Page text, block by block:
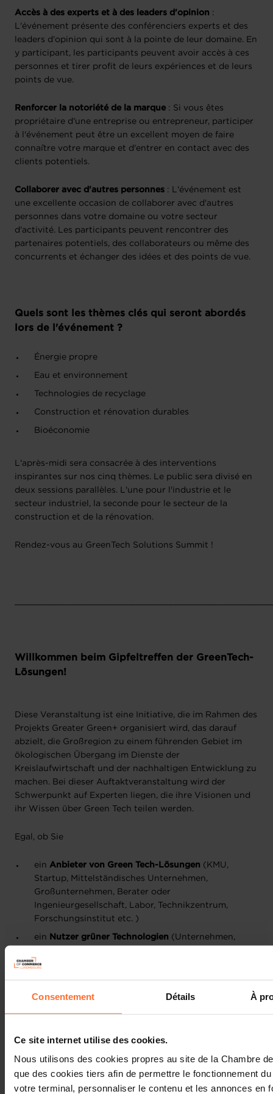
Consentement Détails À
Ce site internet utilise des cookies.
Nous utilisons des cookies propres au site de la Chambre
que des cookies tiers afin de permettre le fonctionnement
votre terminal, personnaliser le contenu et les annonces en
Accès à des experts et à des leaders d'opinion :
L'événement présente des conférenciers experts et des
leaders d'opinion qui sont à la pointe de leur domaine. En
y participant, les participants peuvent avoir accès à ces
personnes et tirer profit de leurs expériences et de leurs
points de vue.
Renforcer la notoriété de la marque : Si vous êtes
propriétaire d'une entreprise ou entrepreneur, participer
à l'événement peut être un excellent moyen de faire
connaître votre marque et d'entrer en contact avec des
clients potentiels.
Collaborer avec d'autres personnes : L'événement est
une excellente occasion de collaborer avec d'autres
personnes dans votre domaine ou votre secteur
d'activité. Les participants peuvent rencontrer des
partenaires potentiels, des collaborateurs ou même des
concurrents et échanger des idées et des points de vue.
Quels sont les thèmes clés qui seront abordés
lors de l'événement ?
Énergie propre
Eau et environnement
Technologies de recyclage
Construction et rénovation durables
Bioéconomie
L'après-midi sera consacrée à des interventions
inspirantes sur nos cinq thèmes. Le public sera divisé en
deux sessions parallèles. L'une pour l'industrie et le
secteur industriel, la seconde pour le secteur de la
construction et de la rénovation.
Rendez-vous au GreenTech Solutions Summit !
Willkommen beim Gipfeltreffen der GreenTech-
Lösungen!
Diese Veranstaltung ist eine Initiative, die im Rahmen des
Projekts Greater Green+ organisiert wird, das darauf
abzielt, die Großregion zu einem führenden Gebiet im
ökologischen Übergang im Dienste der
Kreislaufwirtschaft und der nachhaltigen Entwicklung zu
machen. Bei dieser Auftaktveranstaltung wird der
Schwerpunkt auf Experten liegen, die ihre Visionen und
ihr Wissen über Green Tech teilen werden.
Egal, ob Sie
ein Anbieter von Green Tech-Lösungen (KMU,
Startup, Mittelständisches Unternehmen,
Großunternehmen, Berater oder
Ingenieurgesellschaft, Labor, Technikzentrum,
Forschungsinstitut etc. )
ein Nutzer grüner Technologien (Unternehmen,
ein Student, Doktorand usw., der von diesen Themen
betroffen ist
eine Einzelperson oder eine Gruppe mit einer
Projektidee sind.
die Sie nicht verpassen dürfen!
Treffen und vernetzen Sie sich mit Unternehmen,